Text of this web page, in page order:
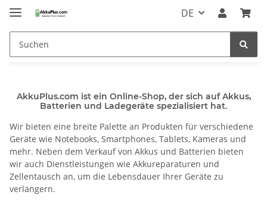
DE
AkkuPlus.com ist ein Online-Shop, der sich auf Akkus,
Batterien und Ladegeräte spezialisiert hat.
Wir bieten eine breite Palette an Produkten für verschiedene
Geräte wie Notebooks, Smartphones, Tablets, Kameras und
mehr. Neben dem Verkauf von Akkus und Batterien bieten
wir auch Dienstleistungen wie Akkureparaturen und
Zellentausch an, um die Lebensdauer Ihrer Geräte zu
verlängern.